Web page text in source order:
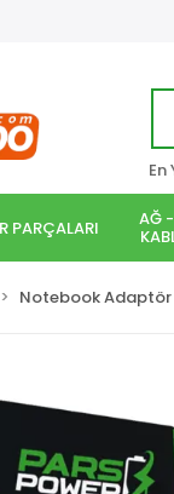
En
PARÇALARI AĞ
Notebook Adaptör